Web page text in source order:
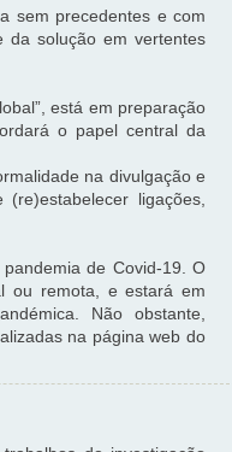
sem precedentes e com
da solução em vertentes
está em preparação
o papel central da
na divulgação e
ligações,
de Covid-19. O
ou remota, e estará em
Não obstante,
na página web do